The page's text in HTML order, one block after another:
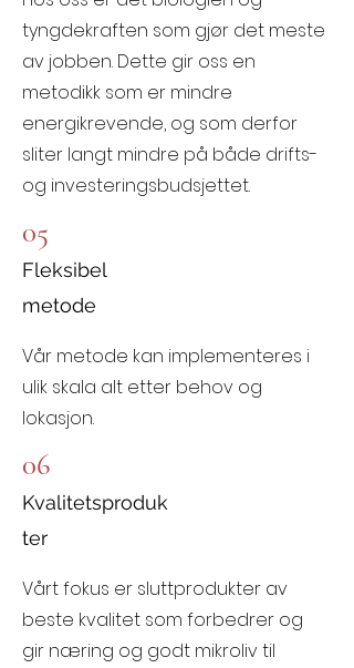
tyngdekraften som gjør det meste
av jobben. Dette gir oss en
metodikk som er mindre
energikrevende, og som derfor
sliter langt mindre på både drifts-
og investeringsbudsjettet.
05
Fleksibel
metode
Vår metode kan implementeres i
ulik skala alt etter behov og
lokasjon.
06
Kvalitetsproduk
ter
Vårt fokus er sluttprodukter av
beste kvalitet som forbedrer og
gir næring og godt mikroliv til